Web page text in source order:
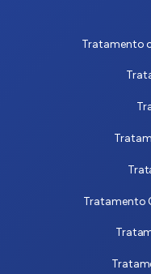
Tratamento
Tratamento